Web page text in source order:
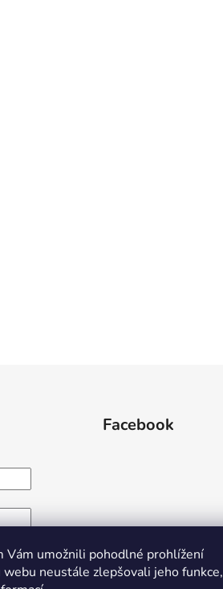
Vám umožnili pohodlné prohlížení
neustále zlepšovali jeho funkce,
heslo
Facebook